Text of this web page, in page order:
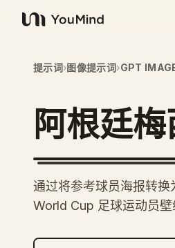
YouMind
提示词›图像提示词›GPT
阿根廷
通过将参考球员海报转
World Cup 足球运动员壁